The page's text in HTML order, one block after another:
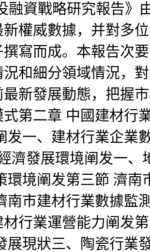
融資戰略研究報告》
權威數據，并對多
寫而成。本報告次
和細分領域情況，
新發展動態，把握
第二章 中國建材行
一、建材行業企業
濟發展環境阐发一、
境阐发第三節 濟南
市建材行業數據監
行業運營能力阐发
現狀三、陶瓷行業